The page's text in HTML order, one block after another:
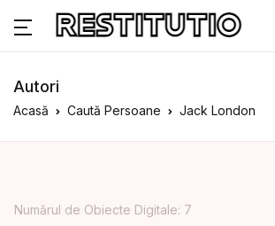
Autori
Acasă Caută Persoane Jack London
Numărul de Obiecte Digitale: 7